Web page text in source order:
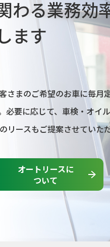
わる業務効
ます
さまのご希望のお車に毎月
必要に応じて、車検・オイ
リースもご提案させていただ
オートリースに
ついて